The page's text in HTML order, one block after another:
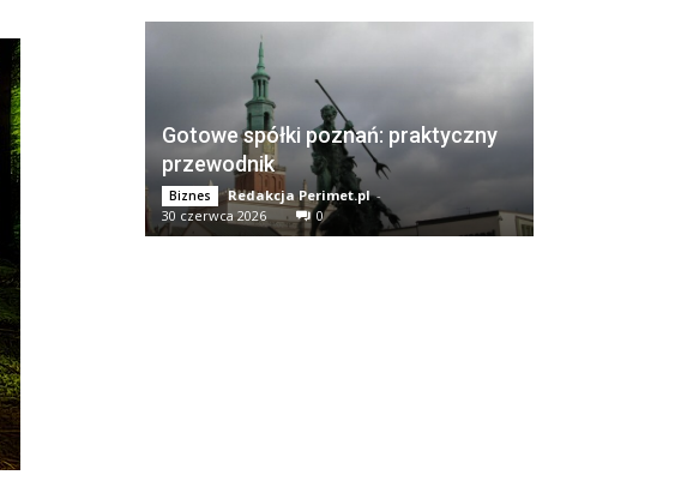
Gotowe spółki poznań: praktyczny
przewodnik
Biznes Redakcja Perimet.pl -
30 czerwca 2026
0